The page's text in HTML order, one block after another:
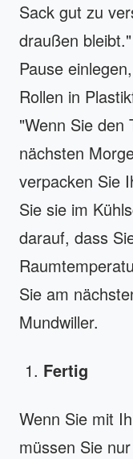
Sack gut zu
draußen
Pause
Rollen in
"Wenn Sie den
nächsten
verpacken Sie
Sie sie im
darauf, dass
Sie am
Mundwiller.
Fertig
Wenn Sie mit
müssen Sie